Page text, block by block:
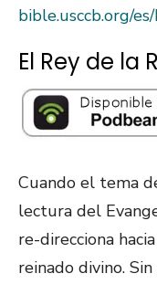
bible.usccb.org/
El Rey de la
Cuando el tema
lectura del
re-direcciona
reinado divino.